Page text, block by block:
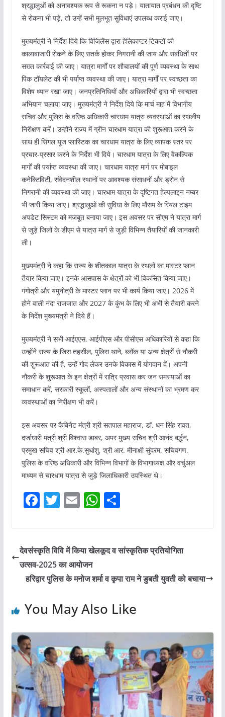
श्रद्धालुओं को अनावश्यक रूप से रूकना न पड़े। यातायात प्रबंधन की दृष्टि
से रोकना भी पड़े, तो उन्हें सभी मूलभूत सुविधाएं उपलब्ध कराई जाए।
मुख्यमंत्री ने निर्देश दिये कि विजिलेंस द्वारा हेलिकाप्टर टिकटों की
कालाबाजारी रोकने के लिए सतर्क होकर निगरानी की जाय और संबंधितों पर
सख्त कार्रवाई की जाए। यात्रा मार्गों पर शौचालयों की पूर्ण व्यवस्था के साथ
पिंक टॉयलेट की भी पर्याप्त व्यवस्था की जाए। यात्रा मार्गों पर स्वच्छता का
विशेष ध्यान रखा जाए। जनप्रतिनिधियों और अधिकारियों द्वारा भी स्वच्छता
अभियान चलाया जाए। मुख्यमंत्री ने निर्देश दिये कि मार्च माह में विभागीय
सचिव और पुलिस के वरिष्ठ अधिकारी चारधाम यात्रा व्यवस्थाओं का स्थलीय
निरीक्षण करें। उन्होंने राज्य में ग्रीन चारधाम यात्रा की शुरूआत करने के
साथ ही सिंगल यूज प्लास्टिक का चारधाम यात्रा के लिए व्यापक स्तर पर
प्रचार-प्रसार करने के निर्देश भी दिये। चारधाम यात्रा के लिए वैकल्पिक
मार्गों की पर्याप्त व्यवस्था की जाए। चारधाम यात्रा मार्ग पर मोबाइल
कनेक्टिविटी, संवेदनशील स्थानों पर आवश्यक संसाधनों और ड्रोन से
निगरानी की व्यवस्था की जाए। चारधाम यात्रा के दृष्टिगत हेल्पलाइन नम्बर
भी जारी किया जाए। श्रद्धालुओं की सुविधा के लिए मौसम के रियल टाइम
अपडेट सिस्टम को मजबूत बनाया जाए। इस अवसर पर सीएम ने यात्रा मार्ग
से जुड़े जिलों के डीएम से यात्रा मार्ग से जुड़ी विभिन्न तैयारियों की जानकारी
ली।
मुख्यमंत्री ने कहा कि राज्य के शीतकाल यात्रा के स्थलों का मास्टर प्लान
तैयार किया जाए। इनके आसपास के क्षेत्रों को भी विकसित किया जाए।
गंगोत्री और यमुनोत्री के मास्टर प्लान पर भी कार्य किया जाए। 2026 में
होने वाली नंदा राजजात और 2027 के कुंभ के लिए भी अभी से तैयारी करने
के निर्देश मुख्यमंत्री ने दिये हैं।
मुख्यमंत्री ने सभी आईएएस, आईपीएस और पीसीएस अधिकारियों से कहा कि
उन्होंने राज्य के जिस तहसील, पुलिस थाने, ब्लॉक या अन्य क्षेत्रों से नौकरी
की शुरूआत की है, उन्हें गोद लेकर उनके विकास में योगदान दें। अपनी
नौकरी के शुरूआत के इन क्षेत्रों में रात्रि प्रवास कर जन समस्याओं का
समाधान करें, सरकारी स्कूलों, अस्पतालों और अन्य संस्थानों का भ्रमण कर
व्यवस्थाओं का निरीक्षण भी करें।
इस अवसर पर कैबिनेट मंत्री श्री सतपाल महाराज, डॉ. धन सिंह रावत,
दर्जाधारी मंत्री श्री विश्वास डाबर, अपर मुख्य सचिव श्री आनंद बर्द्धन,
प्रमुख सचिव श्री आर.के.सुधांशु, श्री आर. मीनाक्षी सुंदरम, सचिवगण,
पुलिस के वरिष्ठ अधिकारी और विभिन्न विभागों के विभागाध्यक्ष और वर्चुअल
माध्यम से चारधाम यात्रा से जुड़े जिलाधिकारी उपस्थित थे।
F
e
b
o
k
T
er
E
l
W
s
p
S
e
देवसंस्कृति विवि में किया खेलकूद व सांस्कृतिक प्रतियोगिता
उत्सव-2025 का आयोजन
हरिद्वार पुलिस के मनोज शर्मा व कृपा राम ने डुबती युवती को बचाया
You May Also Like